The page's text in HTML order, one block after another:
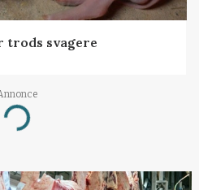
trods svagere